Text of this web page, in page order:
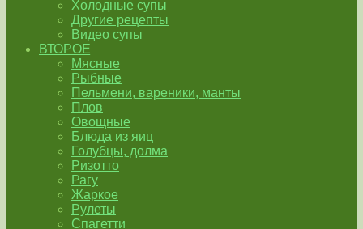
Холодные супы
Другие рецепты
Видео супы
ВТОРОЕ
Мясные
Рыбные
Пельмени, вареники, манты
Плов
Овощные
Блюда из яиц
Голубцы, долма
Ризотто
Рагу
Жаркое
Рулеты
Спагетти